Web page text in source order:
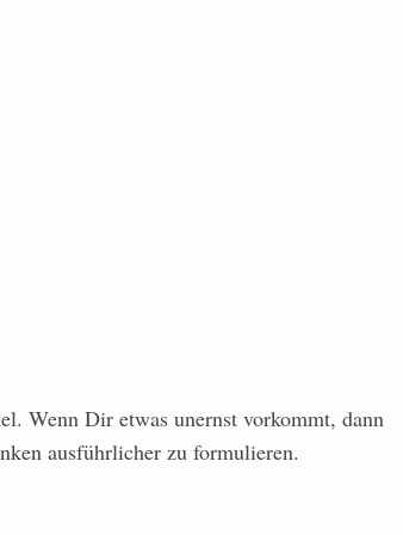
Wenn Dir etwas unernst vorkommt, dann
ausführlicher zu formulieren.